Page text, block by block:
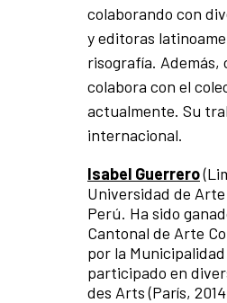
colaborando con
y editoras
risografía.
colabora con el
actualmente. Su
internacional.
Isabel Guerrero
Universidad de
Perú. Ha sido
Cantonal de Arte
por la
participado en
des Arts (París,